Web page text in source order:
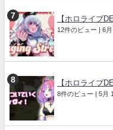
【ホロライブ
12件のビュー | 6
【ホロライブ
8件のビュー | 5月